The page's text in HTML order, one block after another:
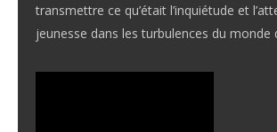
transmettre ce qu’était l’inquiétude et
jeunesse dans les turbulences du monde